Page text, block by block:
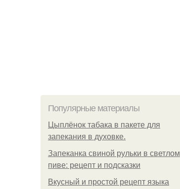
Популярные материалы
Цыплёнок табака в пакете для
запекания в духовке.
Запеканка свиной рульки в светлом
пиве: рецепт и подсказки
Вкусный и простой рецепт языка